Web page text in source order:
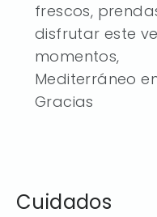
frescos,
disfrutar este
momentos,
Mediterráneo
Gracias
Cuidados